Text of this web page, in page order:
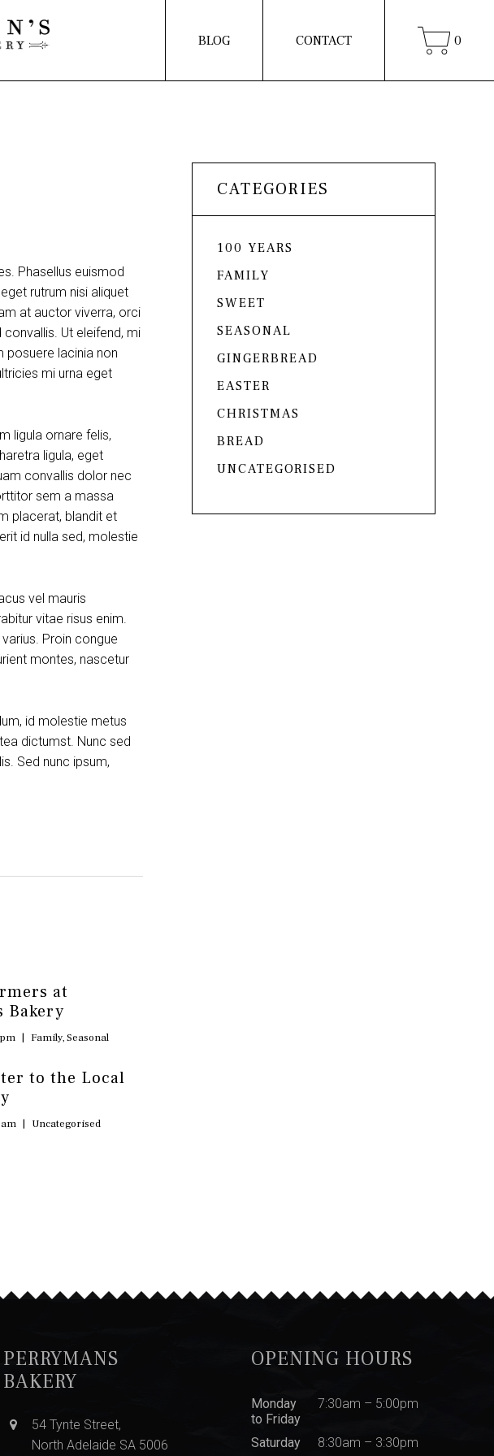
BLOG CONTACT 0
Phasellus euismod
rutrum nisi aliquet
at auctor viverra, orci
Ut eleifend, mi
posuere lacinia non
mi urna eget
ligula ornare felis,
ligula, eget
convallis dolor nec
sem a massa
placerat, blandit et
id nulla sed, molestie
vel mauris
vitae risus enim.
Proin congue
montes, nascetur
id molestie metus
dictumst. Nunc sed
Sed nunc ipsum,
at
Bakery
| Family,Seasonal
to the Local
| Uncategorised
CATEGORIES
100 YEARS
FAMILY
SWEET
SEASONAL
GINGERBREAD
EASTER
CHRISTMAS
BREAD
UNCATEGORISED
PERRYMANS
BAKERY
54 Tynte Street,
North Adelaide SA 5006
OPENING HOURS
Monday
to Friday
7:30am – 5:00pm
Saturday 8:30am – 3:30pm